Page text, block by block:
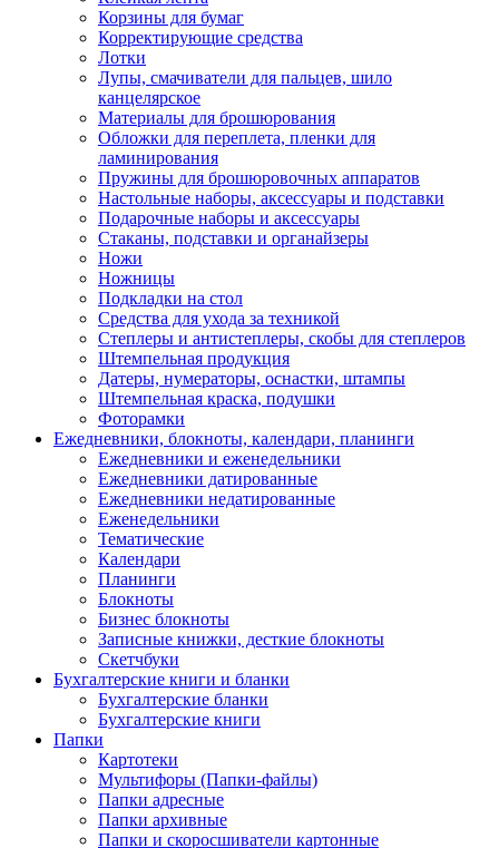
Корзины для бумаг
Корректирующие средства
Лотки
Лупы, смачиватели для пальцев, шило
канцелярское
Материалы для брошюрования
Обложки для переплета, пленки для
ламинирования
Пружины для брошюровочных аппаратов
Настольные наборы, аксессуары и подставки
Подарочные наборы и аксессуары
Стаканы, подставки и органайзеры
Ножи
Ножницы
Подкладки на стол
Средства для ухода за техникой
Степлеры и антистеплеры, скобы для степлеров
Штемпельная продукция
Датеры, нумераторы, оснастки, штампы
Штемпельная краска, подушки
Фоторамки
Ежедневники, блокноты, календари, планинги
Ежедневники и еженедельники
Ежедневники датированные
Ежедневники недатированные
Еженедельники
Тематические
Календари
Планинги
Блокноты
Бизнес блокноты
Записные книжки, десткие блокноты
Скетчбуки
Бухгалтерские книги и бланки
Бухгалтерские бланки
Бухгалтерские книги
Папки
Картотеки
Мультифоры (Папки-файлы)
Папки адресные
Папки архивные
Папки и скоросшиватели картонные